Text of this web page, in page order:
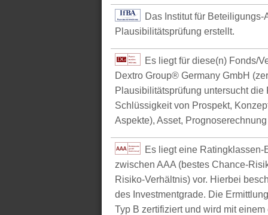
Das Institut für
Plausibilitätsprüfung erstellt.
Es liegt für diese(n) Fonds/
Dextro Group® Germany GmbH
Plausibilitätsprüfung untersucht
Schlüssigkeit von Prospekt,
Aspekte), Asset,
Es liegt eine Ratingklassen-
zwischen AAA (bestes Chance-
Risiko-Verhältnis) vor. Hierbei
des Investmentgrade. Die
Typ B zertifiziert und wird mit